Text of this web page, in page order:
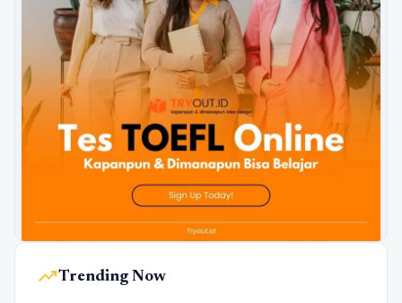
trending_upTrending Now